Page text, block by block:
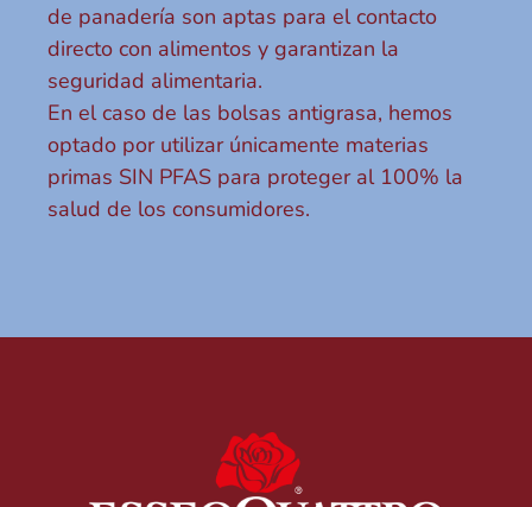
de panadería son aptas para el contacto
directo con alimentos y garantizan la
seguridad alimentaria.
En el caso de las bolsas antigrasa, hemos
optado por utilizar únicamente materias
primas SIN PFAS para proteger al 100% la
salud de los consumidores.